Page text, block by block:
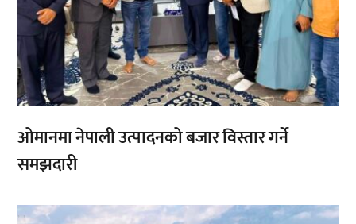
ओमानमा नेपाली उत्पादनको बजार विस्तार गर्ने
समझदारी
,,